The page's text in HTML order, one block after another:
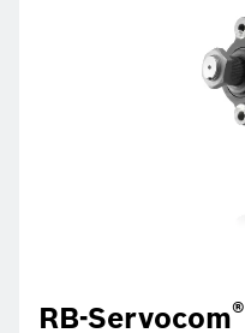
RB-Servocom®